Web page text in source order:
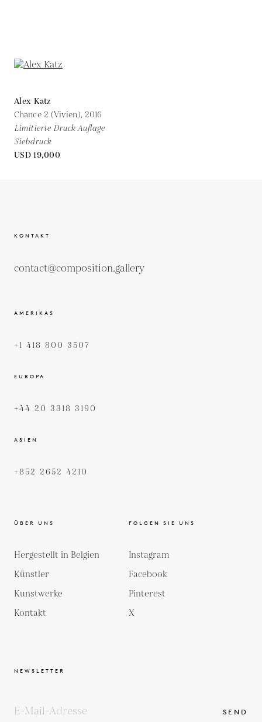
Alex Katz
Chance 2 (Vivien), 2016
Limitierte Druck Auflage
Siebdruck
USD 19,000
KONTAKT
contact@composition.gallery
AMERIKAS
+1 418 800 3507
EUROPA
+44 20 3318 3190
ASIEN
+852 2652 4210
ÜBER UNS
Hergestellt in Belgien
Künstler
Kunstwerke
Kontakt
FOLGEN SIE UNS
Instagram
Facebook
Pinterest
X
NEWSLETTER
SEND